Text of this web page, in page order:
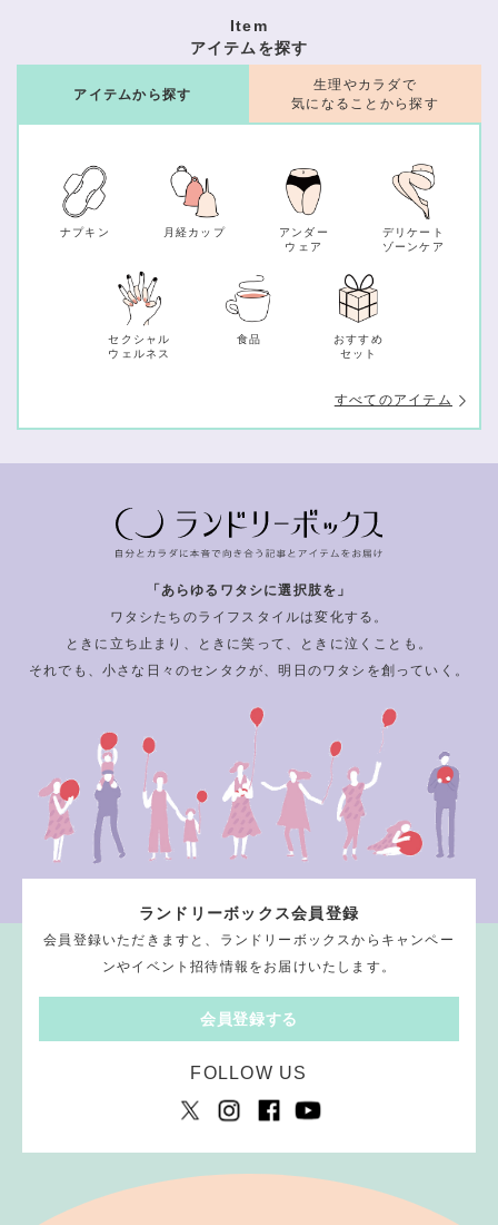
Item
アイテムを探す
アイテムから探す
ナプキン 月経カップ
アンダー
ウェア
デリケート
ゾーンケア
セクシャル
ウェルネス
食品
おすすめ
セット
すべてのアイテム
生理やカラダで
気になることから探す
「あらゆるワタシに選択肢を」
ワタシたちのライフスタイルは変化する。
ときに立ち止まり、ときに笑って、ときに泣くことも。
それでも、小さな日々のセンタクが、明日のワタシを創っていく。
ランドリーボックス会員登録
会員登録いただきますと、ランドリーボックスからキャンペー
ンやイベント招待情報をお届けいたします。
会員登録する
FOLLOW US